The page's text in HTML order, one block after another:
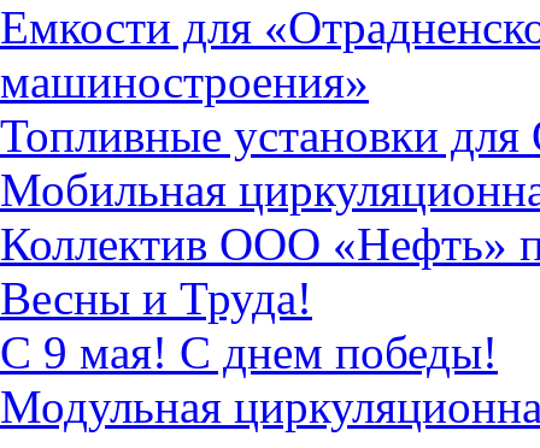
Емкости для
машиностроения»
Топливные установки
Мобильная
Коллектив ООО «Нефть»
Весны и Труда!
С 9 мая! С днем победы!
Модульная